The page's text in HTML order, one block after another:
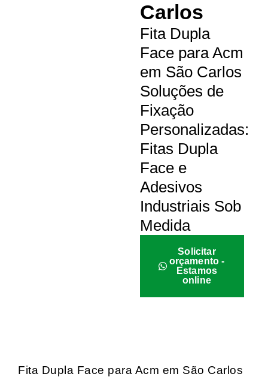
Carlos
Fita Dupla
Face para Acm
em São Carlos
Soluções de
Fixação
Personalizadas:
Fitas Dupla
Face e
Adesivos
Industriais Sob
Medida
Solicitar
orçamento -
Estamos
online
Fita Dupla Face para Acm em São Carlos